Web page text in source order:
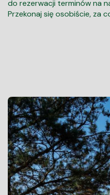
do rezerwacji terminów na
Przekonaj się osobiście, za